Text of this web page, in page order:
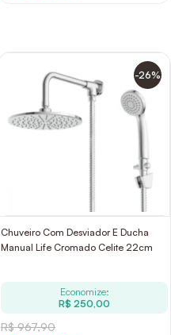
-26%
Chuveiro Com Desviador E Ducha
Manual Life Cromado Celite 22cm
Economize:
R$ 250,00
R$ 967,90